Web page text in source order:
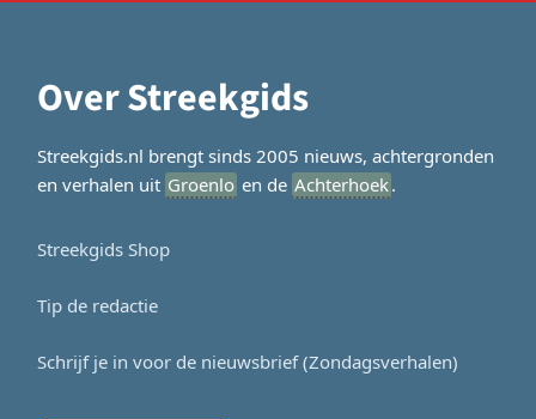
Over Streekgids
Streekgids.nl brengt sinds 2005 nieuws, achtergronden
en verhalen uit Groenlo en de Achterhoek.
Streekgids Shop
Tip de redactie
Schrijf je in voor de nieuwsbrief (Zondagsverhalen)